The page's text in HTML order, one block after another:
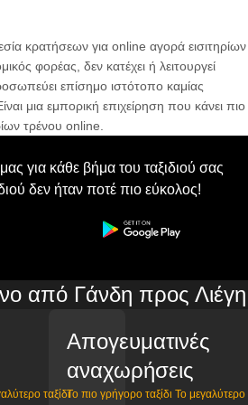
κρατήσεων για online αγορά εισιτηρίων
φορέας, δεν κατέχει ή λειτουργεί
επίσημο ιστότοπο καμίας
μια εμπορική επιχείρηση που κάνει πιο
τρένου online.
για κάθε βήμα του ταξιδιού σας
δεν ήταν ποτέ πιο εύκολος!
από Γάνδη προς Λιέγη
ταξίδι
Απογευματινές
αναχωρήσεις
Το πιο γρήγορο ταξίδι Το μεγαλύτερο